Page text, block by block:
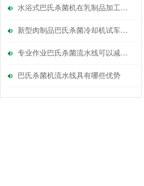
水浴式巴氏杀菌机在乳制品加工中的应用
新型肉制品巴氏杀菌冷却机试车成功
专业作业巴氏杀菌流水线可以减少事故
巴氏杀菌机流水线具有哪些优势